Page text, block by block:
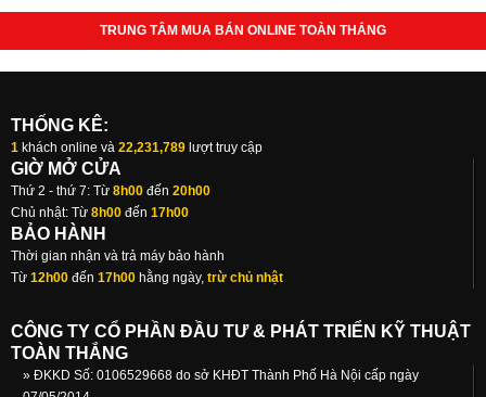
TRUNG TÂM MUA BÁN ONLINE TOÀN THẮNG
THỐNG KÊ:
1 khách online và 22,231,789 lượt truy cập
GIỜ MỞ CỬA
Thứ 2 - thứ 7: Từ 8h00 đến 20h00
Chủ nhật: Từ 8h00 đến 17h00
BẢO HÀNH
Thời gian nhận và trả máy bảo hành
Từ 12h00 đến 17h00 hằng ngày, trừ chủ nhật
CÔNG TY CỔ PHẦN ĐẦU TƯ & PHÁT TRIỂN KỸ THUẬT
TOÀN THẮNG
» ĐKKD Số: 0106529668 do sở KHĐT Thành Phố Hà Nội cấp ngày